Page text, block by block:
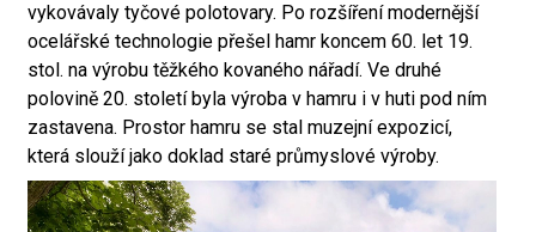
vykovávaly tyčové polotovary. Po rozšíření modernější
ocelářské technologie přešel hamr koncem 60. let 19.
stol. na výrobu těžkého kovaného nářadí. Ve druhé
polovině 20. století byla výroba v hamru i v huti pod ním
zastavena. Prostor hamru se stal muzejní expozicí,
která slouží jako doklad staré průmyslové výroby.